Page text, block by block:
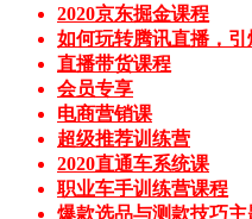
2020京东掘金课程
如何玩转腾讯直播，
直播带货课程
会员专享
电商营销课
超级推荐训练营
2020直通车系统课
职业车手训练营课程
爆款选品与测款技巧主